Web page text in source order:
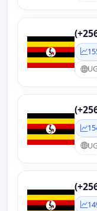
UG
UG